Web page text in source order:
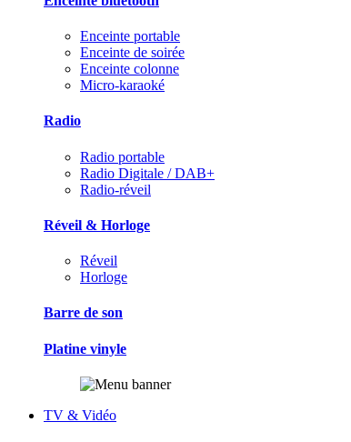
Enceinte portable
Enceinte de soirée
Enceinte colonne
Micro-karaoké
Radio
Radio portable
Radio Digitale / DAB+
Radio-réveil
Réveil & Horloge
Réveil
Horloge
Barre de son
Platine vinyle
TV & Vidéo